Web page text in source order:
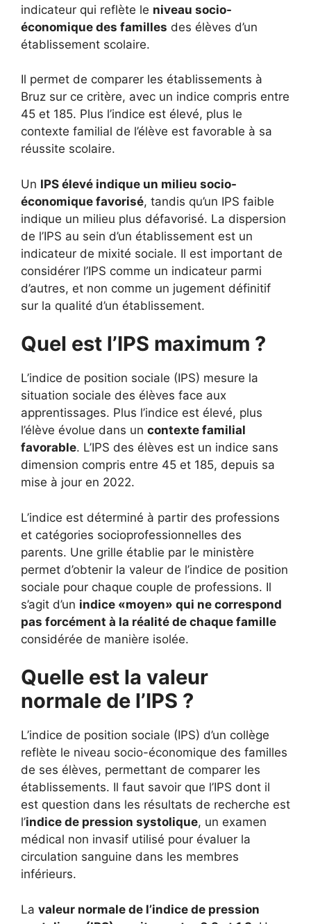
indicateur qui reflète le niveau socio-
économique des familles des élèves d’un
établissement scolaire.
Il permet de comparer les établissements à
Bruz sur ce critère, avec un indice compris entre
45 et 185. Plus l’indice est élevé, plus le
contexte familial de l’élève est favorable à sa
réussite scolaire.
Un IPS élevé indique un milieu socio-
économique favorisé, tandis qu’un IPS faible
indique un milieu plus défavorisé. La dispersion
de l’IPS au sein d’un établissement est un
indicateur de mixité sociale. Il est important de
considérer l’IPS comme un indicateur parmi
d’autres, et non comme un jugement définitif
sur la qualité d’un établissement.
Quel est l’IPS maximum ?
L’indice de position sociale (IPS) mesure la
situation sociale des élèves face aux
apprentissages. Plus l’indice est élevé, plus
l’élève évolue dans un contexte familial
favorable. L’IPS des élèves est un indice sans
dimension compris entre 45 et 185, depuis sa
mise à jour en 2022.
L’indice est déterminé à partir des professions
et catégories socioprofessionnelles des
parents. Une grille établie par le ministère
permet d’obtenir la valeur de l’indice de position
sociale pour chaque couple de professions. Il
s’agit d’un indice «moyen» qui ne correspond
pas forcément à la réalité de chaque famille
considérée de manière isolée.
Quelle est la valeur
normale de l’IPS ?
L’indice de position sociale (IPS) d’un collège
reflète le niveau socio-économique des familles
de ses élèves, permettant de comparer les
établissements. Il faut savoir que l’IPS dont il
est question dans les résultats de recherche est
l’indice de pression systolique, un examen
médical non invasif utilisé pour évaluer la
circulation sanguine dans les membres
inférieurs.
La valeur normale de l’indice de pression